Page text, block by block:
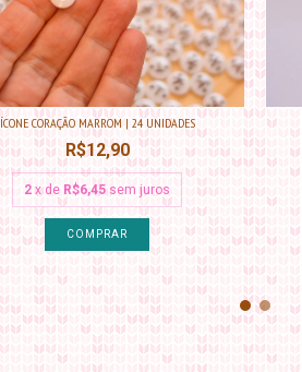
ÍCONE CORAÇÃO MARROM | 24 UNIDADES
R$12,90
2 x de R$6,45 sem juros